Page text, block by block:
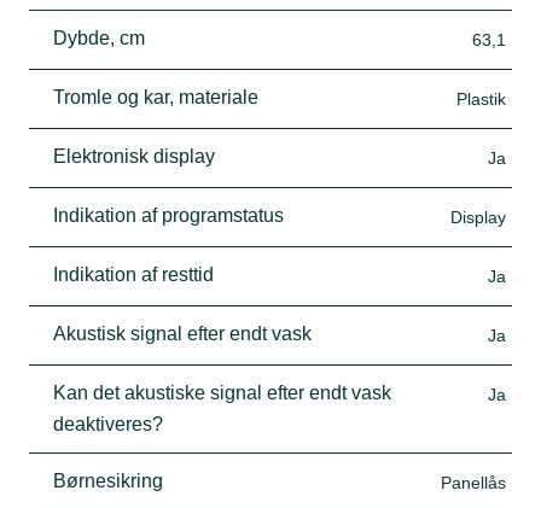
Dybde, cm 63,1
Tromle og kar, materiale Plastik
Elektronisk display Ja
Indikation af programstatus Display
Indikation af resttid Ja
Akustisk signal efter endt vask Ja
Kan det akustiske signal efter endt vask
deaktiveres?
Ja
Børnesikring Panellås